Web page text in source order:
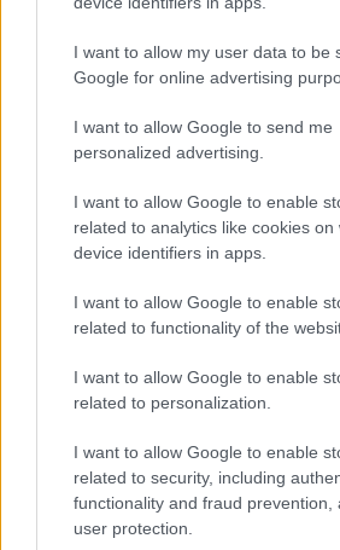
I want to allow my user data to be
Google for online advertising
I want to allow Google to send me
personalized advertising.
I want to allow Google to enable
related to analytics like cookies on
device identifiers in apps.
I want to allow Google to enable
related to functionality of the
I want to allow Google to enable
related to personalization.
I want to allow Google to enable
related to security, including
functionality and fraud prevention,
user protection.
Nem csak a flottilla
Spanyolország
A bilbaói jelenetek ráadásul
térben történtek:
ugyanazon a napon
több tízezres
Pedro Sanchez ellen
A demonstráció során
megsérült, és három embert
miután maszkos tüntetők